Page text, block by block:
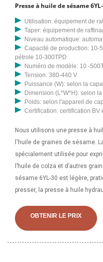
Presse à huile de sésame
Utilisation: équipement de
Taper: équipement de
Niveau automatique:
Capacité de production: 10-
pétrole 10-300TPD
Numéro de modèle: 10 -
Tension: 380-440 V
Puissance (W): selon la
Dimension (L*W*H): selon
Poids: selon l'appareil de
Certification: certification BV
Nous utilisons une presse à
l'huile de graines de sésame.
spécialement utilisée pour
l’huile de colza et d’autres
sésame 6YL-30 est légère,
presser, la presse à huile
tournesol, moulin à huile
comestible chaude et chaude
OBTENIR LE PRIX